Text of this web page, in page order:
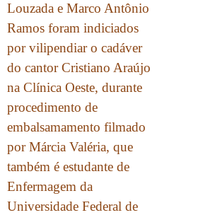
Louzada e Marco Antônio
Ramos foram indiciados
por vilipendiar o cadáver
do cantor Cristiano Araújo
na Clínica Oeste, durante
procedimento de
embalsamamento filmado
por Márcia Valéria, que
também é estudante de
Enfermagem da
Universidade Federal de